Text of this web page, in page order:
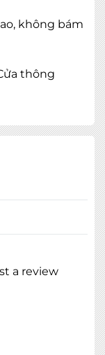
không bám
thông
a review